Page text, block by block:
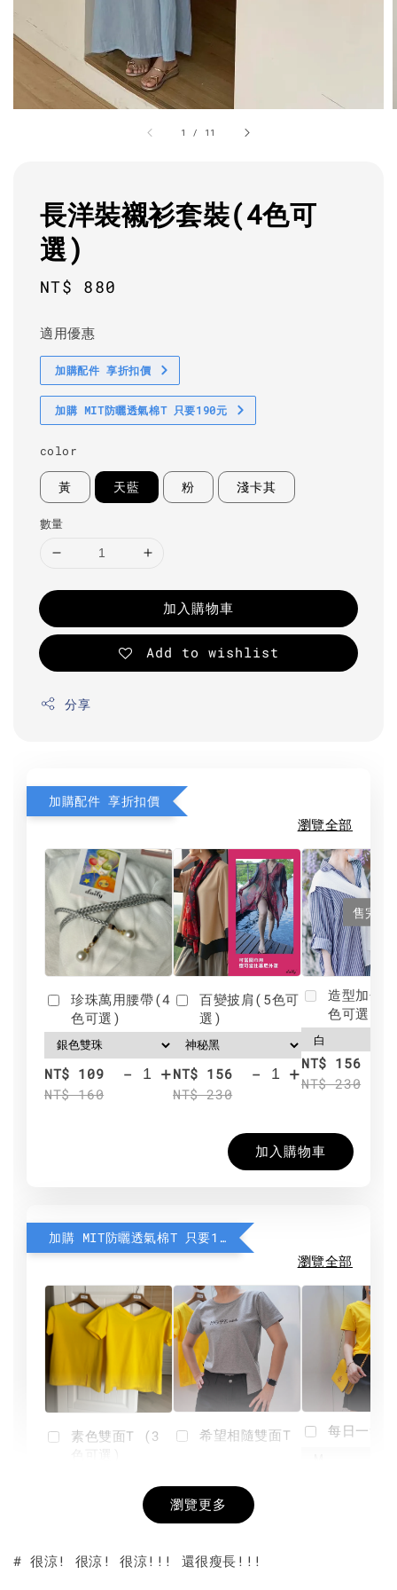
1 / 11
長洋裝襯衫套裝(4色可
選)
Regular
NT$ 880
適用優惠
加購配件 享折扣價
加購 MIT防曬透氣棉T 只要190元
color
黃 天藍 粉 淺卡其
數量
加入購物車
Add to wishlist
分享
加購配件 享折扣價
瀏覽全部
珍珠萬用腰帶(4
色可選)
NT$ 109
NT$ 160
- +
百變披肩(5色可
選)
NT$ 156
NT$ 230
- +
售完
造型加分
色可選)
NT$ 156
NT$ 230
加入購物車
加購 MIT防曬透氣棉T 只要190元
瀏覽全部
素色雙面T (3
+
希望相隨雙面T
NT$ 190
-
每日一笑
瀏覽更多
# 很涼! 很涼! 很涼!!! 還很瘦長!!!